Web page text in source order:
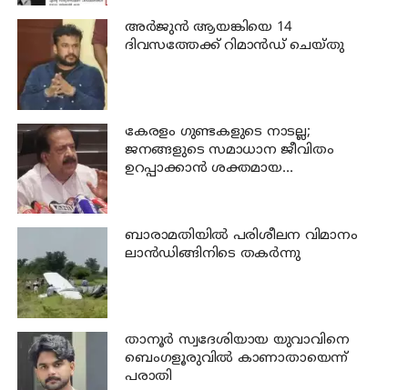
അര്‍ജുന്‍ ആയങ്കിയെ 14
ദിവസത്തേക്ക് റിമാൻഡ് ചെയ്തു
കേരളം ഗുണ്ടകളുടെ നാടല്ല;
ജനങ്ങളുടെ സമാധാന ജീവിതം
ഉറപ്പാക്കാന്‍ ശക്തമായ
ബാരാമതിയില്‍ പരിശീലന വിമാനം
ലാന്‍ഡിങ്ങിനിടെ തകര്‍ന്നു
താനൂര്‍ സ്വദേശിയായ യുവാവിനെ
ബെംഗളൂരുവില്‍ കാണാതായെന്ന്
പരാതി